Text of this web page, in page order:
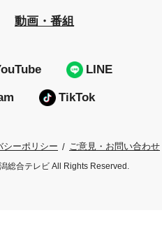
動画・番組
LINE
TikTok
シーポリシー ご意見・お問い合わせ
総合テレビ All Rights Reserved.